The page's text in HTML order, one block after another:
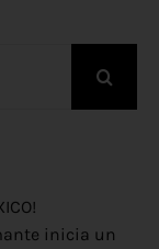
inicia un